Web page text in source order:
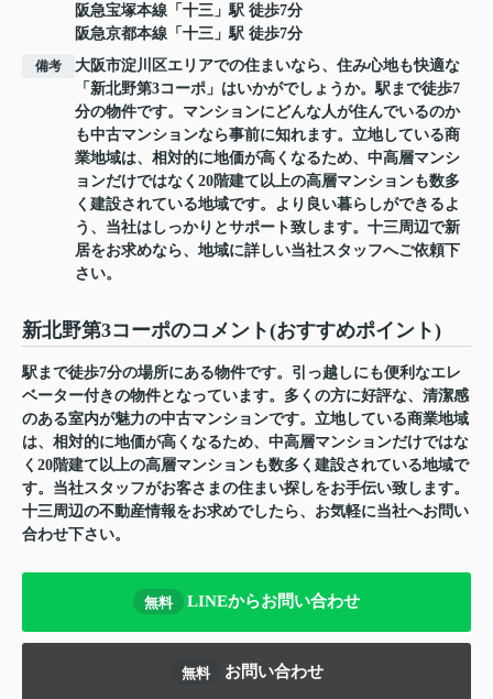
阪急宝塚本線 「 十三 」駅 徒歩7分
阪急京都本線 「 十三 」駅 徒歩7分
備考
大阪市淀川区エリアでの住まいなら、住み心地も快適な
「新北野第3コーポ」はいかがでしょうか。駅まで徒歩7
分の物件です。マンションにどんな人が住んでいるのか
も中古マンションなら事前に知れます。立地している商
業地域は、相対的に地価が高くなるため、中高層マンシ
ョンだけではなく20階建て以上の高層マンションも数多
く建設されている地域です。より良い暮らしができるよ
う、当社はしっかりとサポート致します。十三周辺で新
居をお求めなら、地域に詳しい当社スタッフへご依頼下
さい。
新北野第3コーポのコメント(おすすめポイント)
駅まで徒歩7分の場所にある物件です。引っ越しにも便利なエレ
ベーター付きの物件となっています。多くの方に好評な、清潔感
のある室内が魅力の中古マンションです。立地している商業地域
は、相対的に地価が高くなるため、中高層マンションだけではな
く20階建て以上の高層マンションも数多く建設されている地域で
す。当社スタッフがお客さまの住まい探しをお手伝い致します。
十三周辺の不動産情報をお求めでしたら、お気軽に当社へお問い
合わせ下さい。
無料 LINEからお問い合わせ
無料 お問い合わせ